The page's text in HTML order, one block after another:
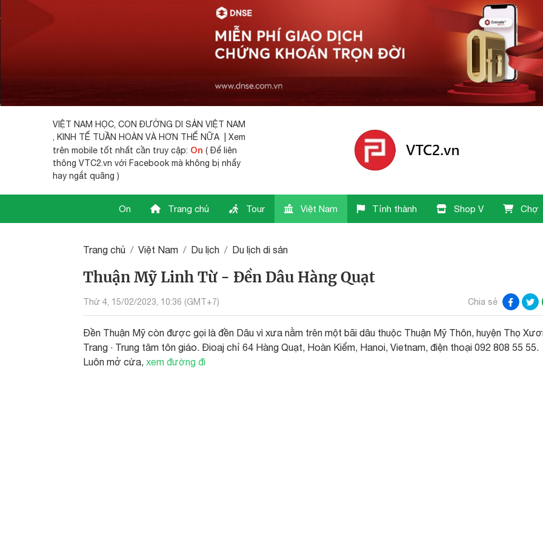
VIỆT NAM HỌC, CON ĐƯỜNG DI SẢN VIỆT NAM
, KINH TẾ TUẦN HOÀN VÀ HƠN THẾ NỮA | Xem
trên mobile tốt nhất cần truy cập: On ( Để liên
thông VTC2.vn với Facebook mà không bị nhẩy
hay ngắt quãng )
On Trang chủ Tour Việt Nam Tỉnh thành Shop V Chợ
Trang chủ Việt Nam Du lịch Du lịch di sản
Thuận Mỹ Linh Từ - Đền Dâu Hàng Quạt
Thứ 4, 15/02/2023, 10:36 (GMT+7) Chia sẻ
Đền Thuận Mỹ còn được gọi là đền Dâu vì xưa nằm trên một bãi dâu thuộc Thuận Mỹ Thôn, huyện Thọ
Trang · Trung tâm tôn giáo. Đioaj chỉ 64 Hàng Quạt, Hoàn Kiếm, Hanoi, Vietnam, điện thoại 092 808 55 55.
Luôn mở cửa, xem đường đi